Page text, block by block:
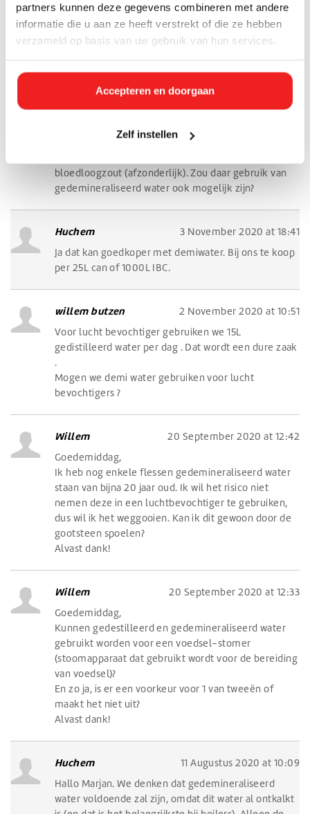
partners kunnen deze gegevens combineren met andere
informatie die u aan ze heeft verstrekt of die ze hebben
verzameld op basis van uw gebruik van hun services.
Accepteren en doorgaan
Zelf instellen
Ik heb waterstofperoxide die verdund moet worden
gedemineraliseerd water.
Voor cyanotopie worden oplossingen bereid met
bloedloogzout (afzonderlijk). Zou daar gebruik van
gedemineraliseerd water ook mogelijk zijn?
Huchem
3 November 2020 at 18:41
Ja dat kan goedkoper met demiwater. Bij ons te koop
per 25L can of 1000L IBC.
willem butzen
2 November 2020 at 10:51
Voor lucht bevochtiger gebruiken we 15L
gedistilleerd water per dag . Dat wordt een dure zaak
.
Mogen we demi water gebruiken voor lucht
bevochtigers ?
Willem
20 September 2020 at 12:42
Goedemiddag,
Ik heb nog enkele flessen gedemineraliseerd water
staan van bijna 20 jaar oud. Ik wil het risico niet
nemen deze in een luchtbevochtiger te gebruiken,
dus wil ik het weggooien. Kan ik dit gewoon door de
gootsteen spoelen?
Alvast dank!
Willem
20 September 2020 at 12:33
Goedemiddag,
Kunnen gedestilleerd en gedemineraliseerd water
gebruikt worden voor een voedsel-stomer
(stoomapparaat dat gebruikt wordt voor de bereiding
van voedsel)?
En zo ja, is er een voorkeur voor 1 van tweeën of
maakt het niet uit?
Alvast dank!
Huchem
11 Augustus 2020 at 10:09
Hallo Marjan. We denken dat gedemineraliseerd
water voldoende zal zijn, omdat dit water al ontkalkt